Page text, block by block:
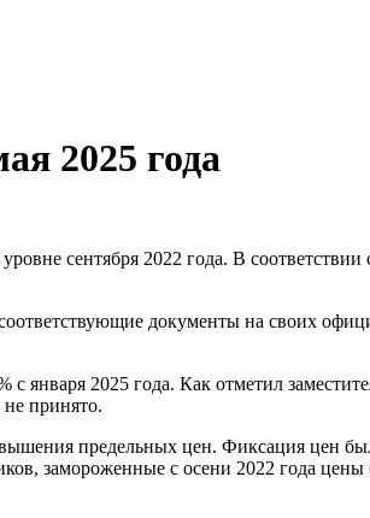
2025 года
документы на своих
января 2025 года. Как отметил
принято.
предельных цен. Фиксация цен
замороженные с осени 2022 года цены